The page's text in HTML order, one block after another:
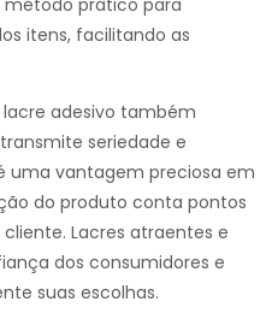
prático para
itens, facilitando as
adesivo também
seriedade e
uma vantagem preciosa em
do produto conta pontos
Lacres atraentes e
dos consumidores e
suas escolhas.